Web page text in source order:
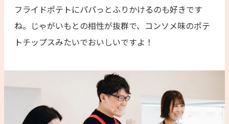
フライドポテトにパパっとふりかけるのも好きです
ね。じゃがいもとの相性が抜群で、コンソメ味のポテ
トチップスみたいでおいしいですよ！